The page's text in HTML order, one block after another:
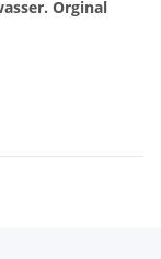
Orginal